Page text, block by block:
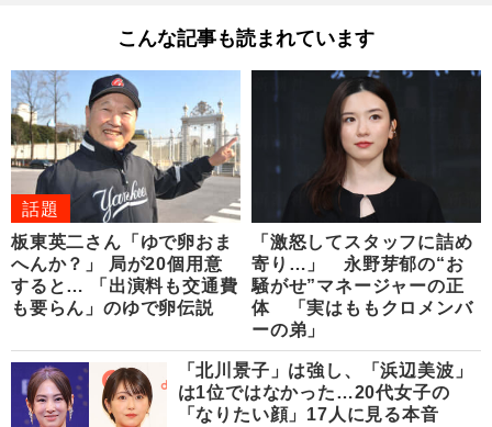
こんな記事も読まれています
話題
板東英二さん「ゆで卵おま
へんか？」 局が20個用意
すると… 「出演料も交通費
も要らん」のゆで卵伝説
「激怒してスタッフに詰め
寄り…」 永野芽郁の“お
騒がせ”マネージャーの正
体 「実はももクロメンバ
ーの弟」
「北川景子」は強し、「浜辺美波」
は1位ではなかった…20代女子の
「なりたい顔」17人に見る本音